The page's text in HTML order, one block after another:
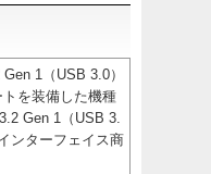
1（USB 3.0）
を装備した機種
Gen 1（USB 3.
ンターフェイス商